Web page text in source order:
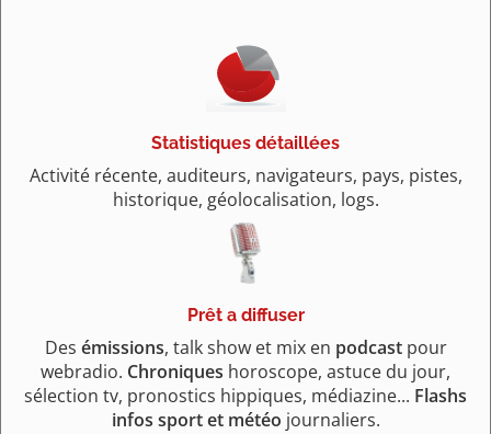
Statistiques détaillées
Activité récente, auditeurs, navigateurs, pays, pistes,
historique, géolocalisation, logs.
Prêt a diffuser
Des émissions, talk show et mix en podcastpour
webradio. Chroniques horoscope, astuce du jour,
sélection tv, pronostics hippiques, médiazine... Flashs
infos sport et météo journaliers.